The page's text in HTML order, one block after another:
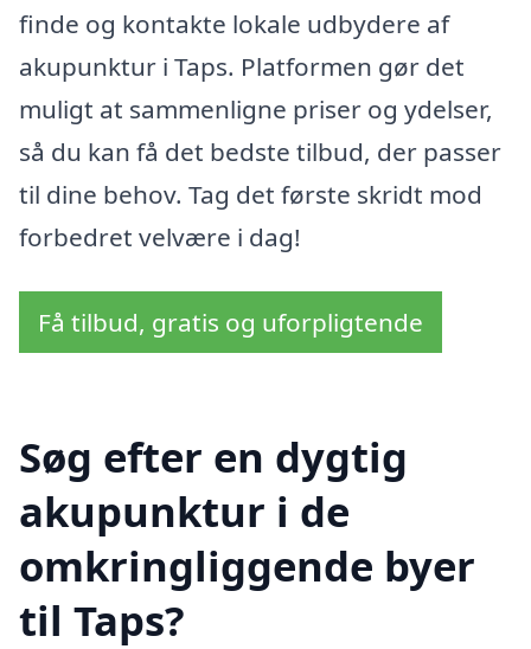
finde og kontakte lokale udbydere af
akupunktur i Taps. Platformen gør det
muligt at sammenligne priser og ydelser,
så du kan få det bedste tilbud, der passer
til dine behov. Tag det første skridt mod
forbedret velvære i dag!
Få tilbud, gratis og uforpligtende
Søg efter en dygtig
akupunktur i de
omkringliggende byer
til Taps?